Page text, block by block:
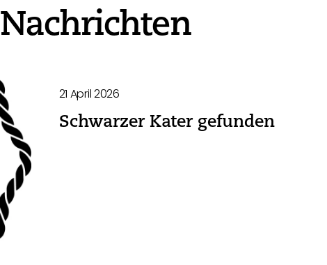
Nachrichten
21 April 2026
Schwarzer Kater gefunden